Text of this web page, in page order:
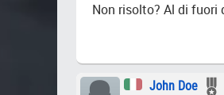
Non risolto? Al di
John Doe